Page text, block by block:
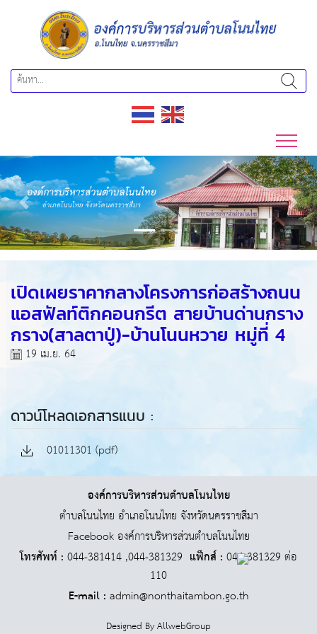
Previous Next
เปิดเผยราคากลางโครงการก่อสร้างถนน
แอสฟัลท์ติกคอนกรีต สายบ้านด่านกราง
กราง(สาลตาปู่)-บ้านโนนหวาย หมู่ที่ 4
19 เม.ย. 64
ดาวน์โหลดเอกสารแนบ :
01011301 (pdf)
องค์การบริหารส่วนตำบลโนนไทย
ตำบลโนนไทย อำเภอโนนไทย จังหวัดนครราชสีมา
Facebook องค์การบริหารส่วนตำบลโนนไทย
โทรศัพท์ : 044-381414 ,044-381329 แฟ็กส์ : 044-381329 ต่อ
110
E-mail : admin@nonthaitambon.go.th
Designed ByAllwebGroup